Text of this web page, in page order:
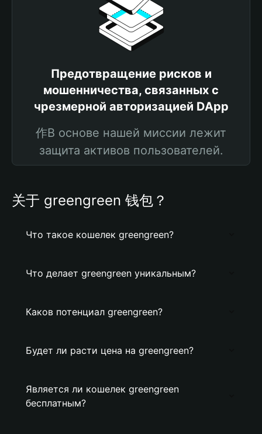
Предотвращение рисков и
мошенничества, связанных с
чрезмерной авторизацией DApp
作В основе нашей миссии лежит
защита активов пользователей.
关于 greengreen 钱包？
Что такое кошелек greengreen?
Что делает greengreen уникальным?
Каков потенциал greengreen?
Будет ли расти цена на greengreen?
Является ли кошелек greengreen
бесплатным?